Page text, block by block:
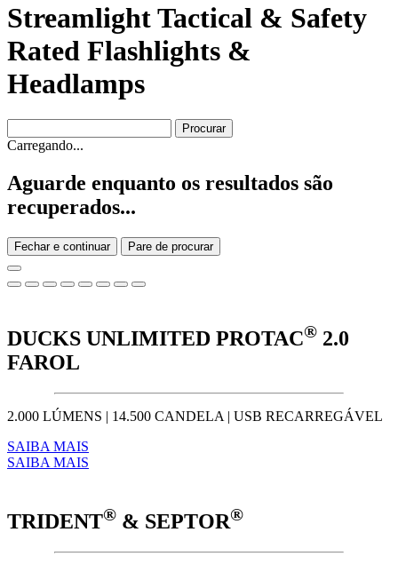
Streamlight Tactical & Safety
Rated Flashlights &
Headlamps
Carregando...
Aguarde enquanto os resultados são
recuperados...
Fechar e continuar Pare de procurar
DUCKS UNLIMITED PROTAC® 2.0
FAROL
2.000 LÚMENS | 14.500 CANDELA | USB RECARREGÁVEL
SAIBA MAIS
SAIBA MAIS
TRIDENT® & SEPTOR®